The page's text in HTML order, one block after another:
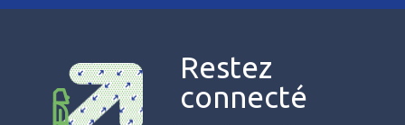
Restez
connecté